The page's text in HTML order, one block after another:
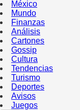
México
Mundo
Finanzas
Análisis
Cartones
Gossip
Cultura
Tendencias
Turismo
Deportes
Avisos
Juegos